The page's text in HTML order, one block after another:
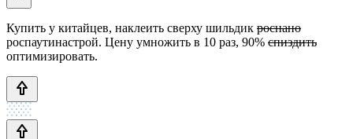
Купить у китайцев, наклеить сверху шильдик роснано
роспаутинастрой. Цену умножить в 10 раз, 90% спиздить
оптимизировать.